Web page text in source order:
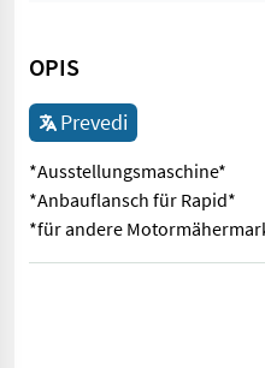
OPIS
Prevedi
*Ausstellungsmaschine*
*Anbauflansch für Rapid*
*für andere
*Ausstellungsmaschine*